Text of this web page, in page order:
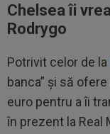
Chelsea îi
Rodrygo
Potrivit celor de la
banca” și să
euro pentru a îi
în prezent la Real